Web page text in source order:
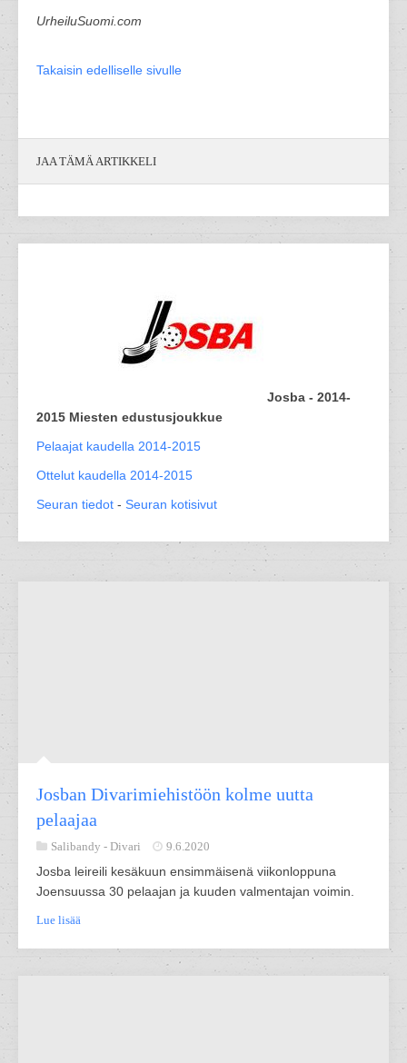
UrheiluSuomi.com
Takaisin edelliselle sivulle
JAA TÄMÄ ARTIKKELI
Josba - 2014-
2015 Miesten edustusjoukkue
Pelaajat kaudella 2014-2015
Ottelut kaudella 2014-2015
Seuran tiedot - Seuran kotisivut
Josban Divarimiehistöön kolme uutta
pelaajaa
Salibandy - Divari 9.6.2020
Josba leireili kesäkuun ensimmäisenä viikonloppuna
Joensuussa 30 pelaajan ja kuuden valmentajan voimin.
Lue lisää